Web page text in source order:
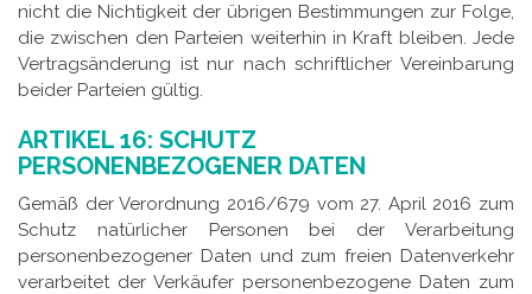
nicht die Nichtigkeit der übrigen Bestimmungen zur Folge,
die zwischen den Parteien weiterhin in Kraft bleiben. Jede
Vertragsänderung ist nur nach schriftlicher Vereinbarung
beider Parteien gültig.
ARTIKEL 16: SCHUTZ
PERSONENBEZOGENER DATEN
Gemäß der Verordnung 2016/679 vom 27. April 2016 zum
Schutz natürlicher Personen bei der Verarbeitung
personenbezogener Daten und zum freien Datenverkehr
verarbeitet der Verkäufer personenbezogene Daten zum